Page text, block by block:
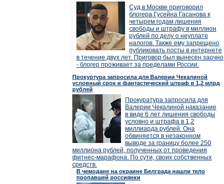
Суд в Москве приговорил
блогера Гусейна Гасанова к
четырем годам лишения
свободы и штрафу в миллион
рублей по делу о неуплате
налогов. Также ему запрещено
публиковать посты в интернете
в течение двух лет. Приговор был вынесен заочно
- блогер проживает за пределами России.
Прокуртура запросила для Валерии Чекалиной
условный срок и фантастический штраф в 1,2 млрд
рублей
Прокуратура запросила для
Валерии Чекалиной наказание
в виде 6 лет лишения свободы
условно и штрафа в 1,2
миллиарда рублей. Она
обвиняется в незаконном
выводе за границу более 250
миллиона рублей, полученных от проведения
фитнес-марафона. По сути, своих собственных
средств.
В чемодане на окраине Белграда нашли тело
пропавшей россиянки